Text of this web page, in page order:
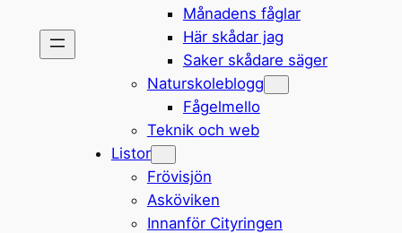
Månadens fåglar
Här skådar jag
Saker skådare säger
Naturskoleblogg
Fågelmello
Teknik och web
Listor
Frövisjön
Asköviken
Innanför Cityringen